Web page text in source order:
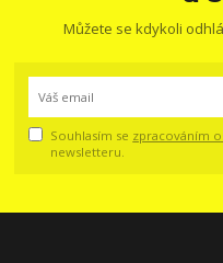
Můžete se kdykoli
Souhlasím se zpracováním
newsletteru.